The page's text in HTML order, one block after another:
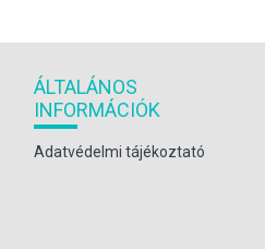
ÁLTALÁNOS
INFORMÁCIÓK
Adatvédelmi tájékoztató